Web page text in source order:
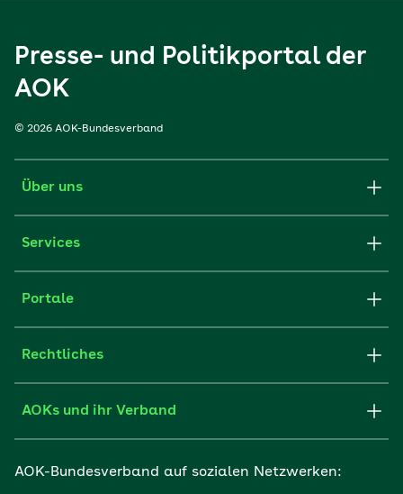
Presse- und Politikportal der
AOK
© 2026 AOK-Bundesverband
Über uns
Services
Portale
Rechtliches
AOKs und ihr Verband
AOK-Bundesverband auf sozialen Netzwerken: